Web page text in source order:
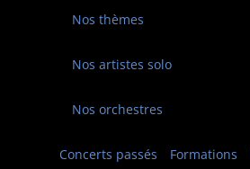
Nos thèmes
Nos artistes solo
Nos orchestres
Concerts passés Formations